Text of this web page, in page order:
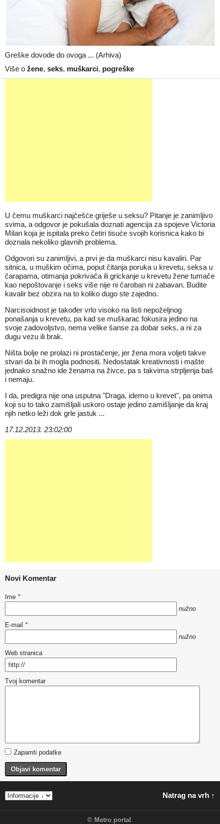
Greške dovode do ovoga ... (Arhiva)
Više o žene, seks, muškarci, pogreške
U čemu muškarci najčešće griješe u seksu? Pitanje je zanimljivo
svima, a odgovor je pokušala doznati agencija za spojeve Victoria
Milan koja je ispitala preko četiri tisuće svojih korisnica kako bi
doznala nekoliko glavnih problema.
Odgovori su zanimljivi, a prvi je da muškarci nisu kavaliri. Par
sitnica, u muškim očima, poput čitanja poruka u krevetu, seksa u
čarapama, otimanja pokrivača ili grickanje u krevetu žene tumače
kao nepoštovanje i seks više nije ni čaroban ni zabavan. Budite
kavalir bez obzira na to koliko dugo ste zajedno.
Narcisoidnost je također vrlo visoko na listi nepoželjnog
ponašanja u krevetu, pa kad se muškarac fokusira jedino na
svoje zadovoljstvo, nema velike šanse za dobar seks, a ni za
dugu vezu ili brak.
Ništa bolje ne prolazi ni prostačenje, jer žena mora voljeti takve
stvari da bi ih mogla podnositi. Nedostatak kreativnosti i mašte
jednako snažno ide ženama na živce, pa s takvima strpljenja baš
i nemaju.
I da, predigra nije ona usputna "Draga, idemo u krevet", pa onima
koji su to tako zamišljali uskoro ostaje jedino zamišljanje da kraj
njih netko leži dok grle jastuk ...
17.12.2013. 23:02:00
Novi Komentar
Ime *
nužno
E-mail *
nužno
Web stranica
Tvoj komentar
Zapamti podatke
Objavi komentar
Natrag na vrh ↑
© Metro portal .